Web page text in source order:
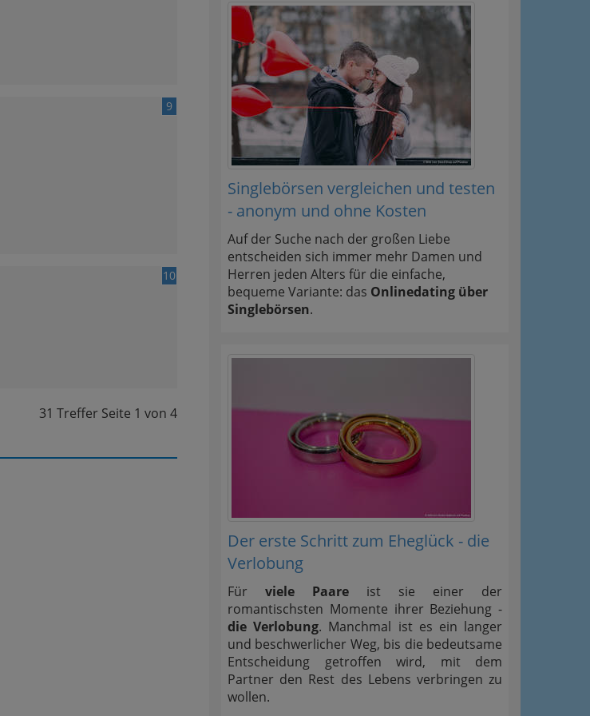
9
10
31 Treffer Seite 1 von 4
Singlebörsen vergleichen und testen
- anonym und ohne Kosten
Auf der Suche nach der großen Liebe
entscheiden sich immer mehr Damen und
Herren jeden Alters für die einfache,
bequeme Variante: das Onlinedating über
Singlebörsen.
Der erste Schritt zum Eheglück - die
Verlobung
Für viele Paare ist sie einer der
romantischsten Momente ihrer Beziehung -
die Verlobung. Manchmal ist es ein langer
und beschwerlicher Weg, bis die bedeutsame
Entscheidung getroffen wird, mit dem
Partner den Rest des Lebens verbringen zu
wollen.